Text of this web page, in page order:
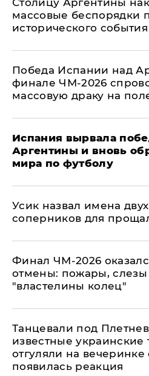
Столицу Аргентины
массовые беспорядки
исторического
Победа Испании над
финале ЧМ-2026
массовую драку на
Испания вырвала
Аргентины и вновь
мира по футболу
Усик назвал имена
соперников для
Финал ЧМ-2026
отмены: пожары, слезы
"властелины колец"
Танцевали под
известные украинские
отгуляли на
появилась реакция